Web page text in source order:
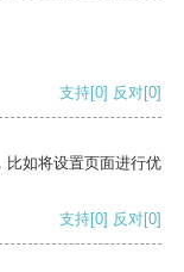
支持[0] 反对[0]
比如将设置页面进行优
支持[0] 反对[0]